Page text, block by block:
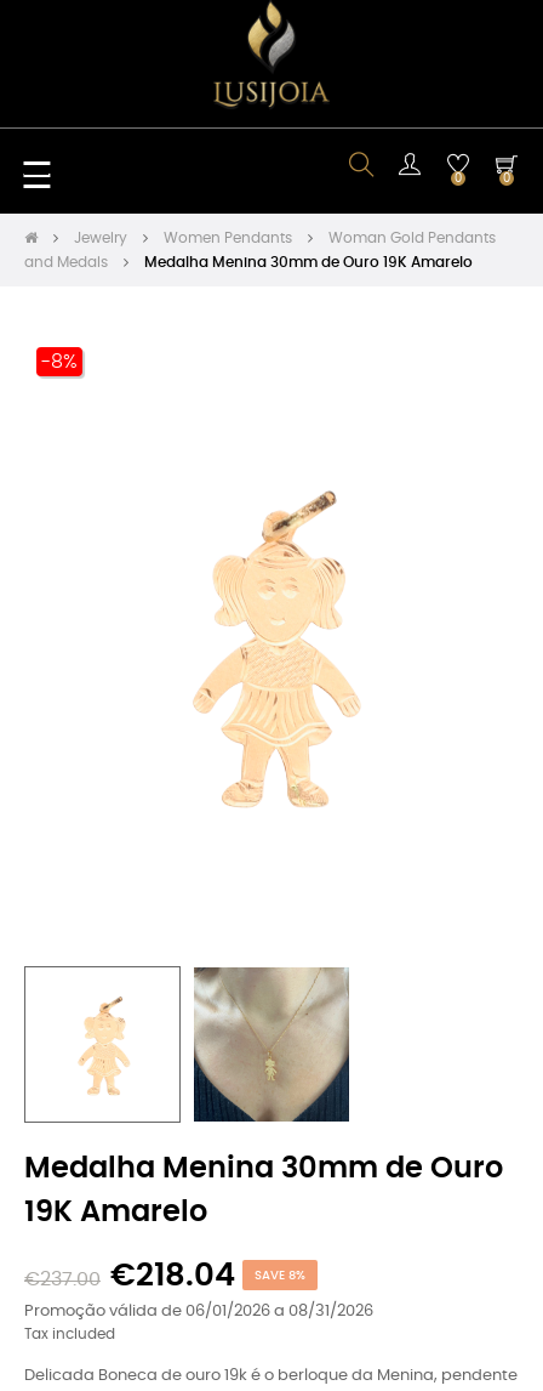
Toggle
navigation
☰ 0 0
Jewelry Women Pendants
Woman Gold Pendants
and Medals
Medalha Menina 30mm de Ouro 19K Amarelo
-8%
Medalha Menina 30mm de Ouro
19K Amarelo
€237.00 €218.04 SAVE 8%
Promoção válida de 06/01/2026 a 08/31/2026
Tax included
Delicada Boneca de ouro 19k é o berloque da Menina, pendente